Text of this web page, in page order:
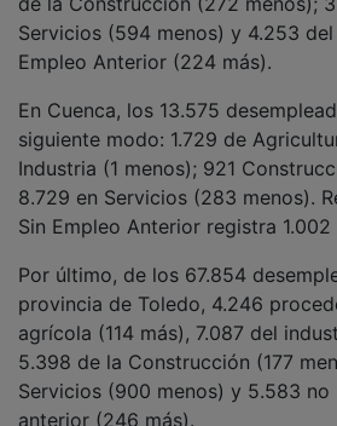
Servicios (594 menos) y 4.253 del
Empleo Anterior (224 más).
siguiente modo: 1.729 de
Industria (1 menos); 921
8.729 en Servicios (283 menos).
Sin Empleo Anterior registra
provincia de Toledo, 4.246
agrícola (114 más), 7.087 del
5.398 de la Construcción (177
Servicios (900 menos) y 5.583 no
anterior (246 más).